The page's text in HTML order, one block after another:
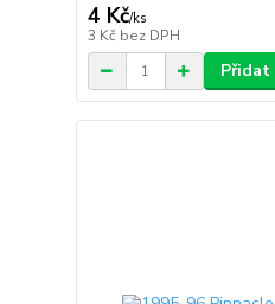
4 Kč/ks
3 Kč bez DPH
Přidat